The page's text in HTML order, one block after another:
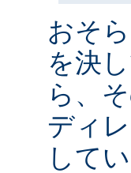
おそ
を決
ら、
ディ
して